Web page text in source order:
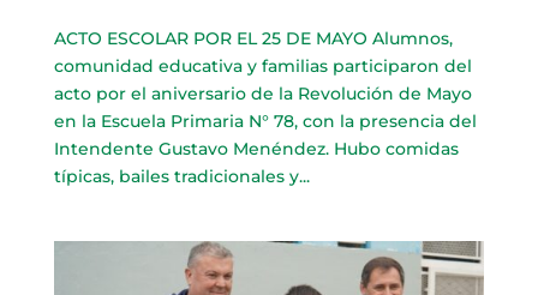
ACTO ESCOLAR POR EL 25 DE MAYO Alumnos,
comunidad educativa y familias participaron del
acto por el aniversario de la Revolución de Mayo
en la Escuela Primaria N° 78, con la presencia del
Intendente Gustavo Menéndez. Hubo comidas
típicas, bailes tradicionales y...